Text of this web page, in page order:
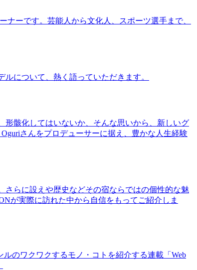
ーです。芸能人から文化人、スポーツ選手まで、
について、熱く語っていただきます。
骸化してはいないか、そんな思いから、新しいグ
さんをプロデューサーに据え、豊かな人生経験
らに設えや歴史などその宿ならではの個性的な魅
が実際に訪れた中から自信をもってご紹介しま
のワクワクするモノ・コトを紹介する連載「Web